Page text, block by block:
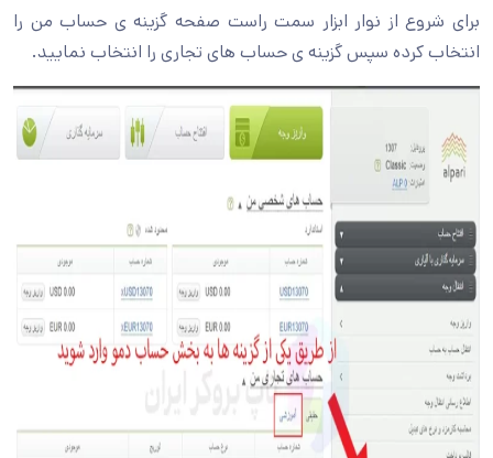
برای شروع از نوار ابزار سمت راست صفحه گزینه ی حساب من را
انتخاب کرده سپس گزینه ی حساب های تجاری را انتخاب نمایید.